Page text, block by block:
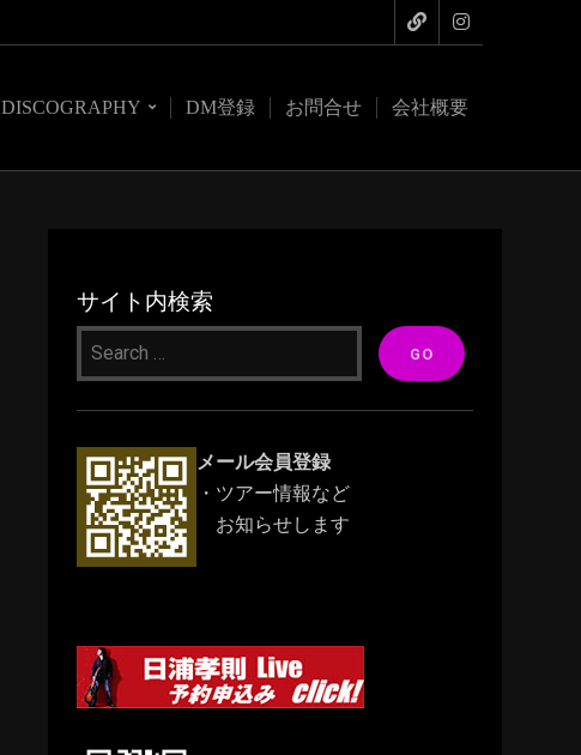
DISCOGRAPHY DM登録 お問合せ 会社概要
サイト内検索
メール会員登録
・ツアー情報など
お知らせします